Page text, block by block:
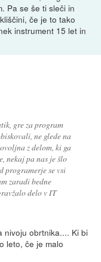
Pa se še ti sleči in
če je to tako
instrument 15 let in
gre za program
ne glede na
z delom, ki ga
nekaj pa nas je šlo
programerje se vsi
zaradi bedne
delo v IT
nivoju obrtnika.... Ki bi
leto, če je malo